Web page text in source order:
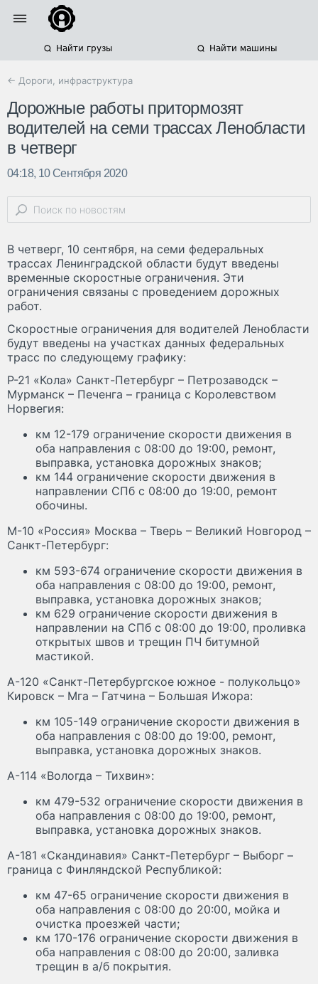
Найти грузы Найти машины
← Дороги, инфраструктура
Дорожные работы притормозят
водителей на семи трассах Ленобласти
в четверг
04:18, 10 Сентября 2020
В четверг, 10 сентября, на семи федеральных
трассах Ленинградской области будут введены
временные скоростные ограничения. Эти
ограничения связаны с проведением дорожных
работ.
Скоростные ограничения для водителей Ленобласти
будут введены на участках данных федеральных
трасс по следующему графику:
Р-21 «Кола» Санкт-Петербург – Петрозаводск –
Мурманск – Печенга – граница с Королевством
Норвегия:
км 12-179 ограничение скорости движения в
оба направления с 08:00 до 19:00, ремонт,
выправка, установка дорожных знаков;
км 144 ограничение скорости движения в
направлении СПб с 08:00 до 19:00, ремонт
обочины.
М-10 «Россия» Москва – Тверь – Великий Новгород –
Санкт-Петербург:
км 593-674 ограничение скорости движения в
оба направления с 08:00 до 19:00, ремонт,
выправка, установка дорожных знаков;
км 629 ограничение скорости движения в
направлении на СПб с 08:00 до 19:00, проливка
открытых швов и трещин ПЧ битумной
мастикой.
А-120 «Санкт-Петербургское южное - полукольцо»
Кировск – Мга – Гатчина – Большая Ижора:
км 105-149 ограничение скорости движения в
оба направления с 08:00 до 19:00, ремонт,
выправка, установка дорожных знаков.
А-114 «Вологда – Тихвин»:
км 479-532 ограничение скорости движения в
оба направления с 08:00 до 19:00, ремонт,
выправка, установка дорожных знаков.
А-181 «Скандинавия» Санкт-Петербург – Выборг –
граница с Финляндской Республикой:
км 47-65 ограничение скорости движения в
оба направления с 08:00 до 20:00, мойка и
очистка проезжей части;
км 170-176 ограничение скорости движения в
оба направления с 08:00 до 20:00, заливка
трещин в а/б покрытия.